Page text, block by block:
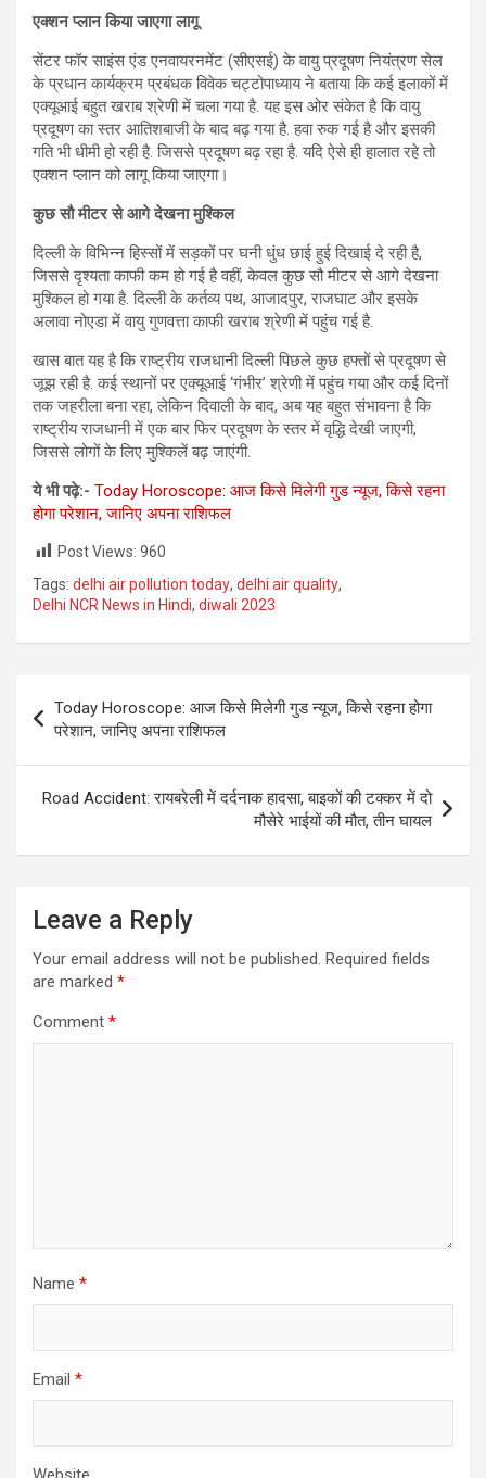
एक्‍शन प्‍लान किया जाएगा लागू
सेंटर फॉर साइंस एंड एनवायरनमेंट (सीएसई) के वायु प्रदूषण नियंत्रण सेल
के प्रधान कार्यक्रम प्रबंधक विवेक चट्टोपाध्याय ने बताया कि कई इलाकों में
एक्यूआई बहुत खराब श्रेणी में चला गया है. यह इस ओर संकेत है कि वायु
प्रदूषण का स्तर आतिशबाजी के बाद बढ़ गया है. हवा रुक गई है और इसकी
गति भी धीमी हो रही है. जिससे प्रदूषण बढ़ रहा है. यदि ऐसे ही हालात रहे तो
एक्शन प्लान को लागू किया जाएगा।
कुछ सौ मीटर से आगेदेखना मुश्किल
दिल्ली के विभिन्न हिस्सों में सड़कों पर घनी धुंध छाई हुई दिखाई दे रही है,
जिससे दृश्यता काफी कम हो गई है वहीं, केवल कुछ सौ मीटर से आगे देखना
मुश्किल हो गया है. दिल्ली के कर्तव्य पथ, आजादपुर, राजघाट और इसके
अलावा नोएडा में वायु गुणवत्ता काफी खराब श्रेणी में पहुंच गई है.
खास बात यह है कि राष्ट्रीय राजधानी दिल्ली पिछले कुछ हफ्तों से प्रदूषण से
जूझ रही है. कई स्थानों पर एक्यूआई ‘गंभीर’ श्रेणी में पहुंच गया और कई दिनों
तक जहरीला बना रहा, लेकिन दिवाली के बाद, अब यह बहुत संभावना है कि
राष्ट्रीय राजधानी में एक बार फिर प्रदूषण के स्तर में वृद्धि देखी जाएगी,
जिससे लोगों के लिए मुश्किलें बढ़ जाएंगी.
ये भी पढ़े:- Today Horoscope: आज किसे मिलेगी गुड न्यूज, किसे रहना
होगा परेशान, जानिए अपना राशिफल
Post Views: 960
Tags: delhi air pollution today, delhi air quality,
Delhi NCR News in Hindi, diwali 2023
navigation
Today Horoscope: आज किसे मिलेगी गुड न्यूज, किसे रहना होगा
परेशान, जानिए अपना राशिफल
Road Accident: रायबरेली में दर्दनाक हादसा, बाइकों की टक्कर में दो
मौसेरे भाईयों की मौत, तीन घायल
Leave a Reply
Your email address will not be published. Required fields
are marked *
Comment *
Name *
Email *